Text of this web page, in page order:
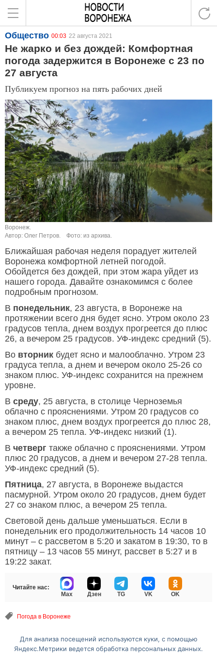
Общество 00:03 22 августа 2021
Не жарко и без дождей: Комфортная
погода задержится в Воронеже с 23 по
27 августа
Публикуем прогноз на пять рабочих дней
Воронеж.
Автор: Олег Петров.
Фото: из архива.
Ближайшая рабочая неделя порадует жителей
Воронежа комфортной летней погодой.
Обойдется без дождей, при этом жара уйдет из
нашего города. Давайте ознакомимся с более
подробным прогнозом.
В понедельник, 23 августа, в Воронеже на
протяжении всего дня будет ясно. Утром около 23
градусов тепла, днем воздух прогреется до плюс
26, а вечером 25 градусов. УФ-индекс средний (5).
Во вторник будет ясно и малооблачно. Утром 23
градуса тепла, а днем и вечером около 25-26 со
знаком плюс. УФ-индекс сохранится на прежнем
уровне.
В среду, 25 августа, в столице Черноземья
облачно с прояснениями. Утром 20 градусов со
знаком плюс, днем воздух прогреется до плюс 28,
а вечером 25 тепла. УФ-индекс низкий (1).
В четверг также облачно с прояснениями. Утром
плюс 20 градусов, а днем и вечером 27-28 тепла.
УФ-индекс средний (5).
Пятница, 27 августа, в Воронеже выдастся
пасмурной. Утром около 20 градусов, днем будет
27 со знаком плюс, а вечером 25 тепла.
Световой день дальше уменьшаться. Если в
понедельник его продолжительность 14 часов 10
минут – с рассветом в 5:20 и закатом в 19:30, то в
пятницу – 13 часов 55 минут, рассвет в 5:27 и в
19:22 закат.
Читайте нас:
Max
Дзен TG VK OK
Погода в Воронеже
Перейти на полную версию сайта
Для анализа посещений используются куки, с помощью
Яндекс.Метрики ведется обработка персональных данных.